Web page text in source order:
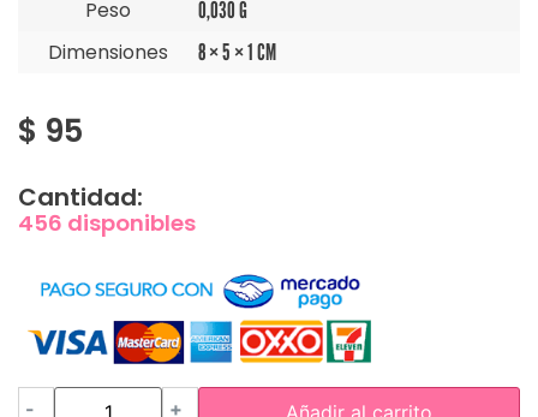
Peso 0,030 G
Dimensiones 8 × 5 × 1 CM
$ 95
Cantidad:
456 disponibles
- +